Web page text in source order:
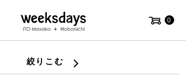
0
絞りこむ